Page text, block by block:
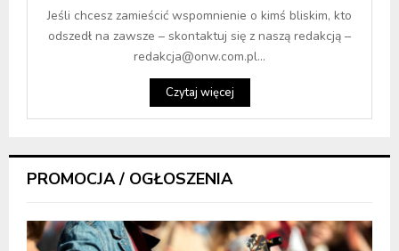
Jeśli chcesz zamieścić wspomnienie o kimś bliskim, kto
odszedł na zawsze – skontaktuj się z naszą redakcją –
redakcja@onw.com.pl...
Czytaj więcej
PROMOCJA / OGŁOSZENIA